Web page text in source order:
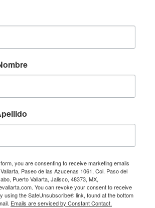
you are consenting to receive marketing emails
Paseo de las Azucenas 1061, Col. Paso del
Puerto Vallarta, Jalisco, 48373, MX,
You can revoke your consent to receive
using the SafeUnsubscribe® link, found at the bottom
Emails are serviced by Constant Contact.